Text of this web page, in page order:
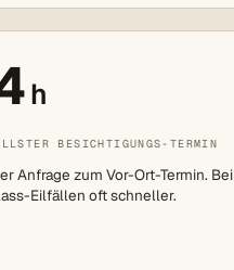
h
BESICHTIGUNGS-TERMIN
Anfrage zum Vor-Ort-Termin. Bei
Eilfällen oft schneller.